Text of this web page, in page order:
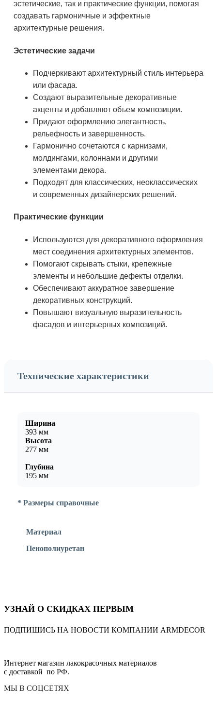
эстетические, так и практические функции, помогая
создавать гармоничные и эффектные
архитектурные решения.
Эстетические задачи
Подчеркивают архитектурный стиль интерьера
или фасада.
Создают выразительные декоративные
акценты и добавляют объем композиции.
Придают оформлению элегантность,
рельефность и завершенность.
Гармонично сочетаются с карнизами,
молдингами, колоннами и другими
элементами декора.
Подходят для классических, неоклассических
и современных дизайнерских решений.
Практические функции
Используются для декоративного оформления
мест соединения архитектурных элементов.
Помогают скрывать стыки, крепежные
элементы и небольшие дефекты отделки.
Обеспечивают аккуратное завершение
декоративных конструкций.
Повышают визуальную выразительность
фасадов и интерьерных композиций.
Технические характеристики
Ширина
393 мм
Высота
277 мм
Глубина
195 мм
* Размеры справочные
Материал
Пенополиуретан
УЗНАЙ О СКИДКАХ ПЕРВЫМ
ПОДПИШИСЬ НА НОВОСТИ КОМПАНИИ ARMDECOR
Интернет магазин лакокрасочных материалов
с доставкой по РФ.
МЫ В СОЦСЕТЯХ